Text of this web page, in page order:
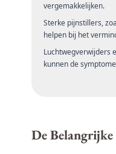
vergemakkelijken.
Sterke pijnstillers,
helpen bij het
Luchtwegverwijders
kunnen de
De